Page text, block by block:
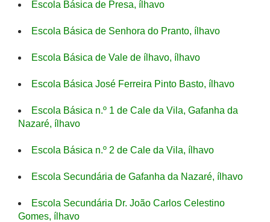
Escola Básica de Presa, ílhavo
Escola Básica de Senhora do Pranto, ílhavo
Escola Básica de Vale de ílhavo, ílhavo
Escola Básica José Ferreira Pinto Basto, ílhavo
Escola Básica n.º 1 de Cale da Vila, Gafanha da
Nazaré, ílhavo
Escola Básica n.º 2 de Cale da Vila, ílhavo
Escola Secundária de Gafanha da Nazaré, ílhavo
Escola Secundária Dr. João Carlos Celestino
Gomes, ílhavo